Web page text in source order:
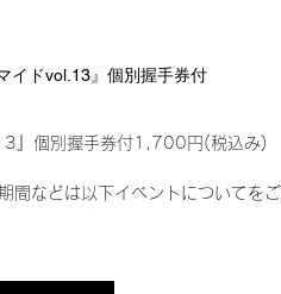
イドvol.13』個別握手券付
』個別握手券付1,700円(税込み)
間などは以下イベントについてを